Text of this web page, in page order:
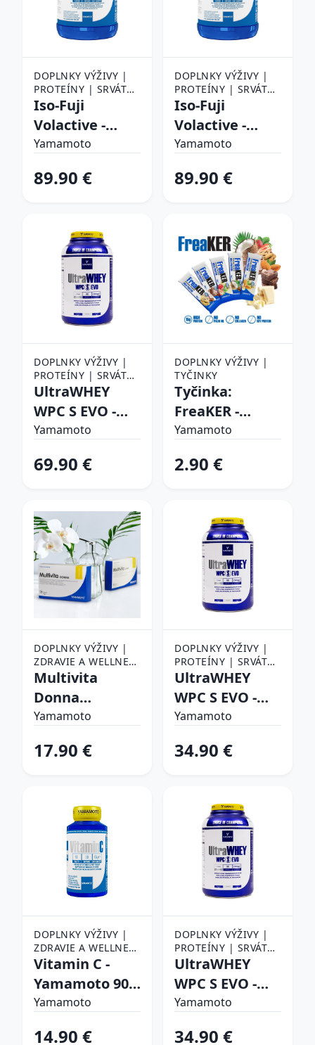
DOPLNKY VÝŽIVY |
PROTEÍNY | SRVÁTKA
(WHEY PROTEIN) |
SRVÁTKOVÝ IZOLÁT
(WPI)
Iso-Fuji
Volactive -
Yamamoto
Caribbean
Yamamoto
89.90 €
DOPLNKY VÝŽIVY |
PROTEÍNY | SRVÁTKA
(WHEY PROTEIN) |
SRVÁTKOVÝ IZOLÁT
(WPI)
Iso-Fuji
Volactive -
Yamamoto
Hazelnut
Yamamoto
89.90 €
DOPLNKY VÝŽIVY |
PROTEÍNY | SRVÁTKA
(WHEY PROTEIN) |
KONCENTRÁT (WPC)
UltraWHEY
WPC S EVO -
Yamamoto
Yamamoto
69.90 €
DOPLNKY VÝŽIVY |
TYČINKY
Tyčinka:
FreaKER -
Yamamoto 40
Chocolate
Yamamoto
2.90 €
DOPLNKY VÝŽIVY |
ZDRAVIE A WELLNESS
| VITAMÍNY A
KOMPLEXNÉ
VITAMÍNY
Multivita
Donna
(zostavený
potreby žien) -
Yamamoto
17.90 €
DOPLNKY VÝŽIVY |
PROTEÍNY | SRVÁTKA
(WHEY PROTEIN) |
KONCENTRÁT (WPC)
UltraWHEY
WPC S EVO -
Yamamoto 900
Yamamoto
34.90 €
DOPLNKY VÝŽIVY |
ZDRAVIE A WELLNESS
| VITAMÍNY A
VITAMÍN C
Vitamin C -
Yamamoto 90
tbl.
Yamamoto
14.90 €
DOPLNKY VÝŽIVY |
PROTEÍNY | SRVÁTKA
(WHEY PROTEIN) |
KONCENTRÁT (WPC)
UltraWHEY
WPC S EVO -
Yamamoto 900
Yamamoto
34.90 €